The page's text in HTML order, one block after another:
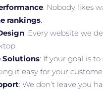
: Nobody likes
rankings.
: Every website we
Solutions: If your goal is
it easy for your
: We don’t leave you